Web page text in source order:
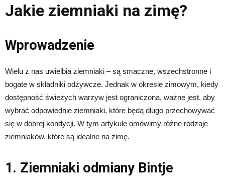
Jakie ziemniaki na zimę?
Wprowadzenie
Wielu z nas uwielbia ziemniaki – są smaczne, wszechstronne i
bogate w składniki odżywcze. Jednak w okresie zimowym, kiedy
dostępność świeżych warzyw jest ograniczona, ważne jest, aby
wybrać odpowiednie ziemniaki, które będą długo przechowywać
się w dobrej kondycji. W tym artykule omówimy różne rodzaje
ziemniaków, które są idealne na zimę.
1. Ziemniaki odmiany Bintje